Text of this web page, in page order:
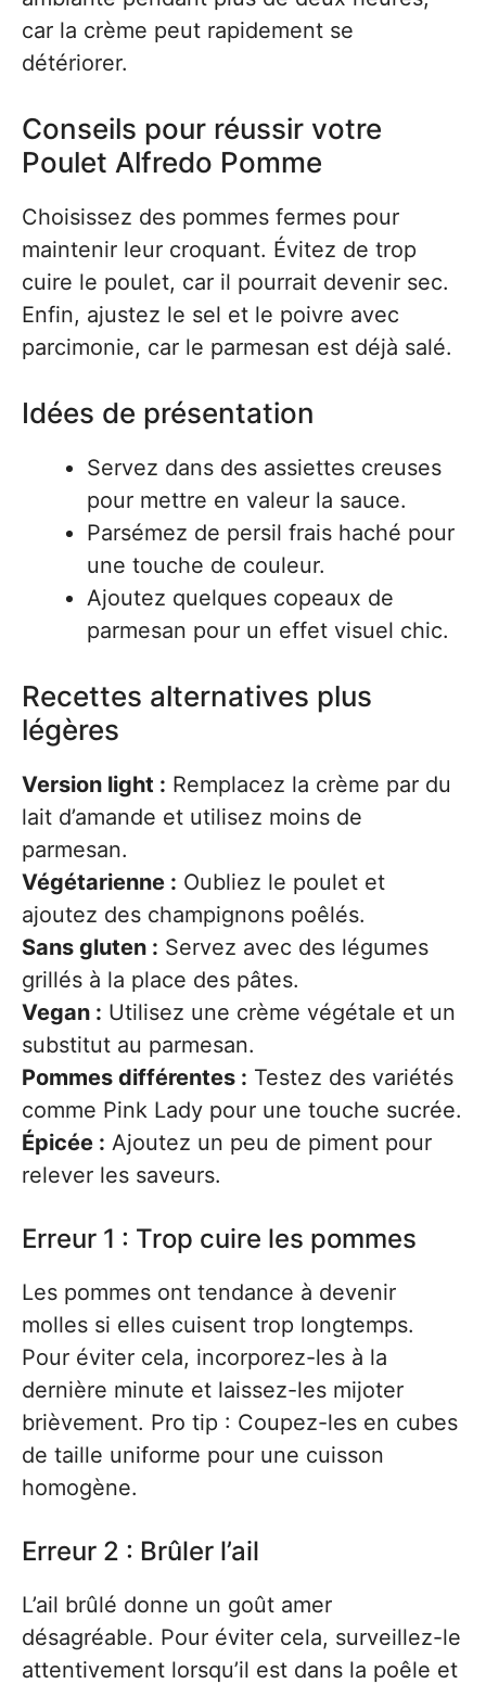
car la crème peut rapidement se
détériorer.
Conseils pour réussir votre
Poulet Alfredo Pomme
Choisissez des pommes fermes pour
maintenir leur croquant. Évitez de trop
cuire le poulet, car il pourrait devenir sec.
Enfin, ajustez le sel et le poivre avec
parcimonie, car le parmesan est déjà salé.
Idées de présentation
Servez dans des assiettes creuses
pour mettre en valeur la sauce.
Parsémez de persil frais haché pour
une touche de couleur.
Ajoutez quelques copeaux de
parmesan pour un effet visuel chic.
Recettes alternatives plus
légères
Version light : Remplacez la crème par du
lait d’amande et utilisez moins de
parmesan.
Végétarienne : Oubliez le poulet et
ajoutez des champignons poêlés.
Sans gluten : Servez avec des légumes
grillés à la place des pâtes.
Vegan : Utilisez une crème végétale et un
substitut au parmesan.
Pommes différentes : Testez des variétés
comme Pink Lady pour une touche sucrée.
Épicée : Ajoutez un peu de piment pour
relever les saveurs.
Erreur 1 : Trop cuire les pommes
Les pommes ont tendance à devenir
molles si elles cuisent trop longtemps.
Pour éviter cela, incorporez-les à la
dernière minute et laissez-les mijoter
brièvement. Pro tip : Coupez-les en cubes
de taille uniforme pour une cuisson
homogène.
Erreur 2 : Brûler l’ail
L’ail brûlé donne un goût amer
désagréable. Pour éviter cela, surveillez-le
attentivement lorsqu’il est dans la poêle et